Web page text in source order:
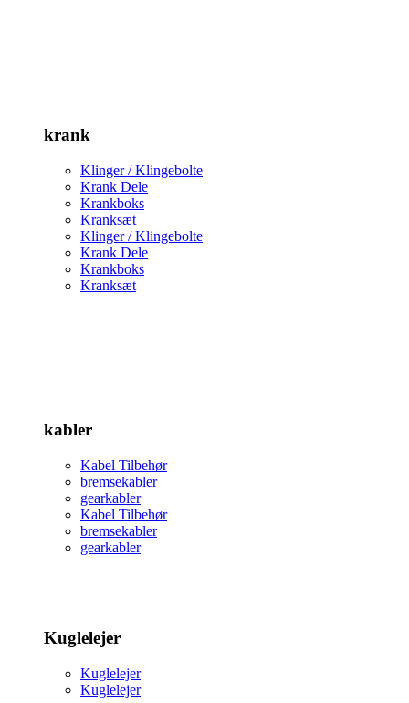
krank
Klinger / Klingebolte
Krank Dele
Krankboks
Kranksæt
Klinger / Klingebolte
Krank Dele
Krankboks
Kranksæt
kabler
Kabel Tilbehør
bremsekabler
gearkabler
Kabel Tilbehør
bremsekabler
gearkabler
Kuglelejer
Kuglelejer
Kuglelejer